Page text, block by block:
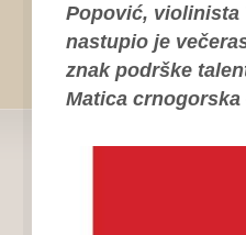
Popović, violinista
nastupio je
znak podrške
Matica crnogorska